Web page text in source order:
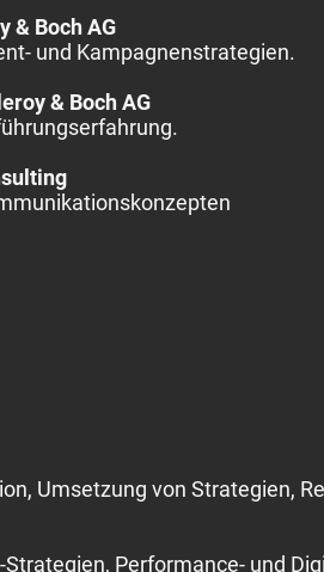
& Boch AG
und Kampagnenstrategien.
& Boch AG
Umsetzung von Strategien,
Performance- und